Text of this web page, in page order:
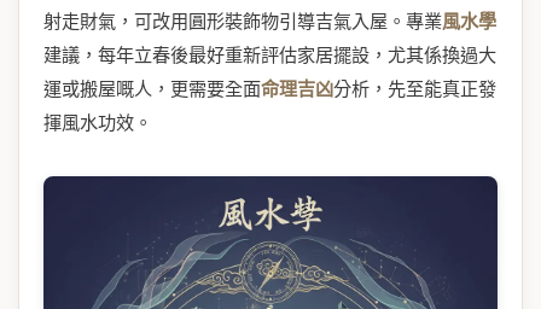
射走財氣，可改用圓形裝飾物引導吉氣入屋。專業風水學
建議，每年立春後最好重新評估家居擺設，尤其係換過大
運或搬屋嘅人，更需要全面命理吉凶分析，先至能真正發
揮風水功效。